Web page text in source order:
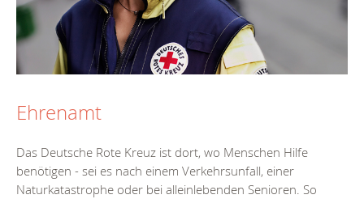
Ehrenamt
Das Deutsche Rote Kreuz ist dort, wo Menschen Hilfe
benötigen - sei es nach einem Verkehrsunfall, einer
Naturkatastrophe oder bei alleinlebenden Senioren. So